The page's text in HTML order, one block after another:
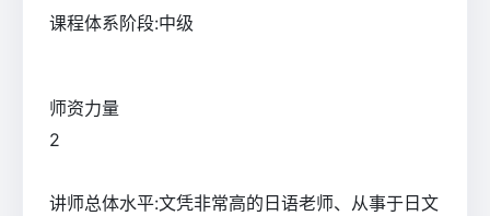
课程体系阶段:中级
师资力量
2
讲师总体水平:文凭非常高的日语老师、从事于日文